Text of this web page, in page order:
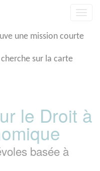
une mission courte
cherche sur la carte
le Droit à
basée à